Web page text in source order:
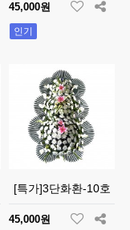
45,000원
인기
[특가]3단화환-10호
45,000원